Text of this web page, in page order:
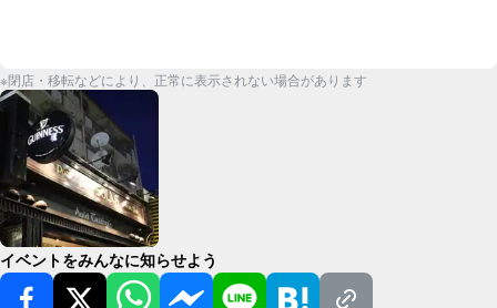
※閉店・移転などにより、正常に表示されない場合があります
イベントをみんなに知らせよう